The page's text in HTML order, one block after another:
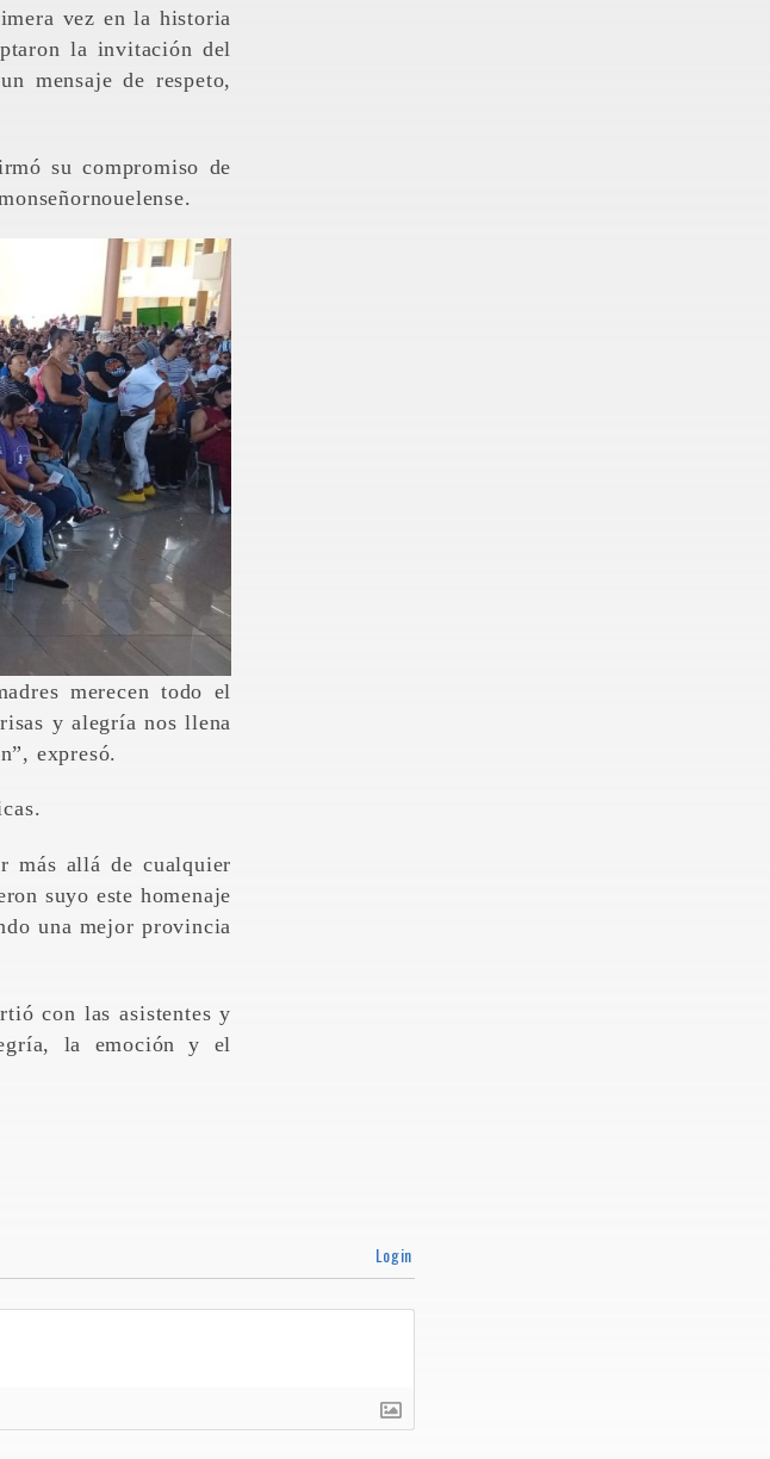
vez en la historia
la invitación del
mensaje de respeto,
su compromiso de
merecen todo el
y alegría nos llena
expresó.
más allá de cualquier
suyo este homenaje
una mejor provincia
con las asistentes y
la emoción y el
Login